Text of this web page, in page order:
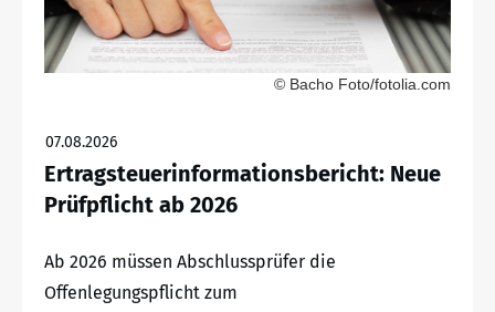
© Bacho Foto/fotolia.com
07.08.2026
Ertragsteuerinformationsbericht: Neue
Prüfpflicht ab 2026
Ab 2026 müssen Abschlussprüfer die
Offenlegungspflicht zum